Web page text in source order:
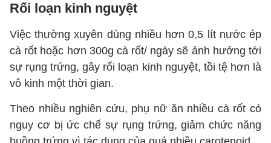
Rối loạn kinh nguyệt
Việc thường xuyên dùng nhiều hơn 0,5 lít nước ép
cà rốt hoặc hơn 300g cà rốt/ ngày sẽ ảnh hưởng tới
sự rụng trứng, gây rối loạn kinh nguyệt, tồi tệ hơn là
vô kinh một thời gian.
Theo nhiều nghiên cứu, phụ nữ ăn nhiều cà rốt có
nguy cơ bị ức chế sự rụng trứng, giảm chức năng